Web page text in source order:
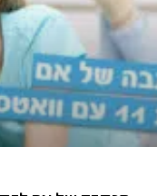
התינוק נושך!!